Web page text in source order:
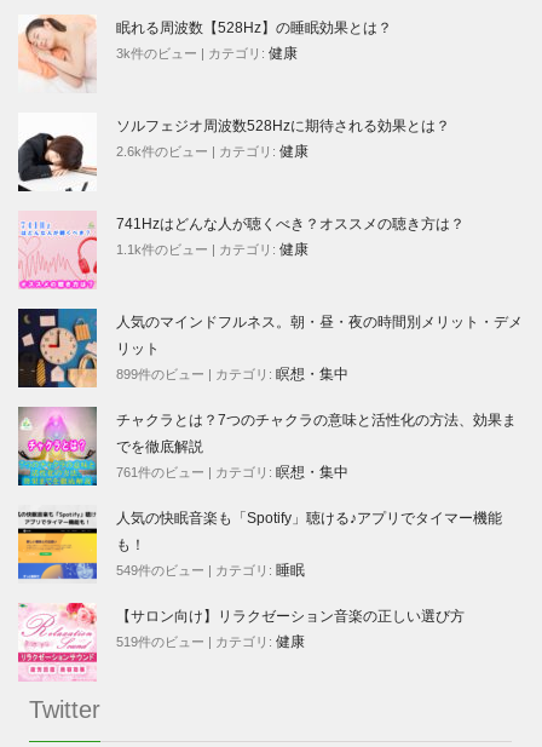
眠れる周波数【528Hz】の睡眠効果とは？
3k件のビュー カテゴリ: 健康
ソルフェジオ周波数528Hzに期待される効果とは？
2.6k件のビュー カテゴリ: 健康
741Hzはどんな人が聴くべき？オススメの聴き方は？
1.1k件のビュー カテゴリ: 健康
人気のマインドフルネス。朝・昼・夜の時間別メリット・デメ
リット
899件のビュー カテゴリ: 瞑想・集中
チャクラとは？7つのチャクラの意味と活性化の方法、効果ま
でを徹底解説
761件のビュー カテゴリ: 瞑想・集中
人気の快眠音楽も「Spotify」聴ける♪アプリでタイマー機能
も！
549件のビュー カテゴリ: 睡眠
【サロン向け】リラクゼーション音楽の正しい選び方
519件のビュー カテゴリ: 健康
Twitter